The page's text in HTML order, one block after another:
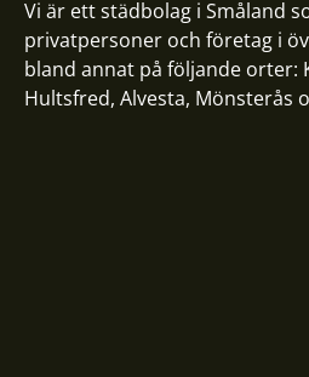
Vi är ett städbolag i Småland
privatpersoner och företag i
bland annat på följande orter:
Hultsfred, Alvesta, Mönsterås